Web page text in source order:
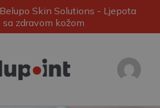
Skin Solutions - Ljepota
sa zdravom kožom